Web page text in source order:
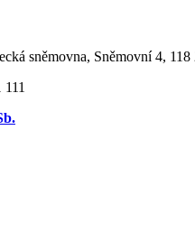
sněmovna, Sněmovní 4,